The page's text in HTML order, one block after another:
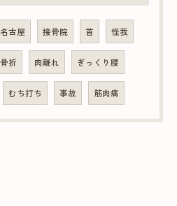
名古屋 接骨院 首 怪我
骨折 肉離れ ぎっくり腰
むち打ち 事故 筋肉痛